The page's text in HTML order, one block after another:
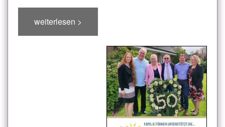
weiterlesen >